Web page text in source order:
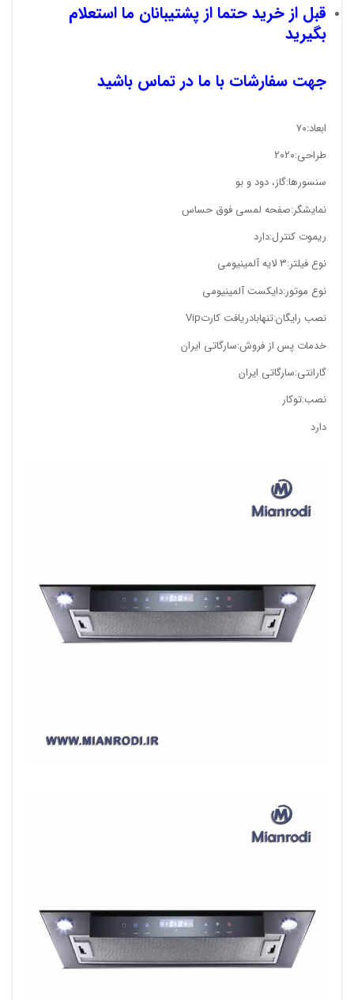
قبل از خرید حتما از پشتیبانان ما استعلام
بگیرید
جهت سفارشات با ما در تماس باشید
ابعاد:۷۰
طراحی:۲۰۲۰
سنسورها:گاز، دود و بو
نمایشگر:صفحه لمسی فوق حساس
ریموت کنترل:دارد
نوع فیلتر:۳ لایه آلمینیومی
نوع موتور:دایکست آلمینیومی
نصب رایگان:تنهابادریافت کارتVip
خدمات پس از فروش:سارگاتی ایران
گارانتی:سارگاتی ایران
نصب:توکار
دارد